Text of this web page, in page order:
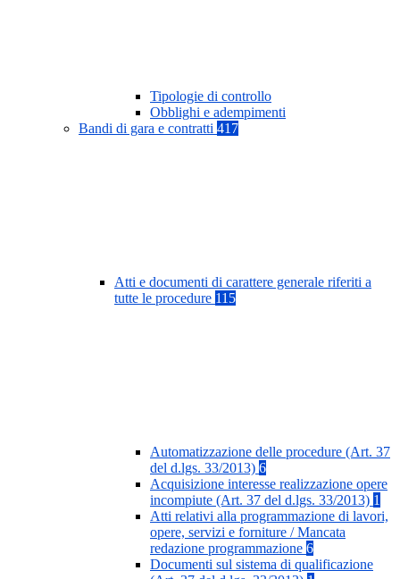
Tipologie di controllo
Obblighi e adempimenti
Bandi di gara e contratti 417
Atti e documenti di carattere generale riferiti a
tutte le procedure 115
Automatizzazione delle procedure (Art. 37
del d.lgs. 33/2013) 6
Acquisizione interesse realizzazione opere
incompiute (Art. 37 del d.lgs. 33/2013) 1
Atti relativi alla programmazione di lavori,
opere, servizi e forniture / Mancata
redazione programmazione 6
Documenti sul sistema di qualificazione